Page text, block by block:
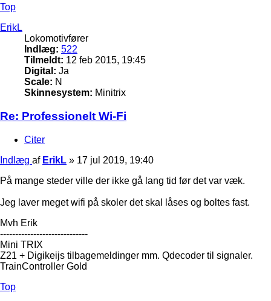
Top
ErikL
Lokomotivfører
Indlæg: 522
Tilmeldt: 12 feb 2015, 19:45
Digital: Ja
Scale: N
Skinnesystem: Minitrix
Re: Professionelt Wi-Fi
Citer
Indlæg af ErikL » 17 jul 2019, 19:40
På mange steder ville der ikke gå lang tid før det var væk.
Jeg laver meget wifi på skoler det skal låses og boltes fast.
Mvh Erik
-----------------------------
Mini TRIX
Z21 + Digikeijs tilbagemeldinger mm. Qdecoder til signaler.
TrainController Gold
Top